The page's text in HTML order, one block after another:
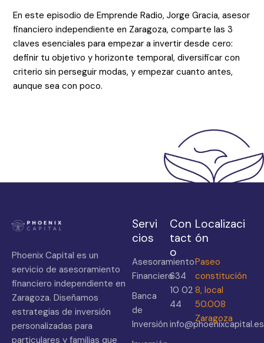
En este episodio de Emprende Radio, Jorge Gracia, asesor
financiero independiente en Zaragoza, comparte las 3
claves esenciales para empezar a invertir desde cero:
definir tu objetivo y horizonte temporal, diversificar con
criterio sin perseguir modas, y empezar cuanto antes,
aunque sea con poco.
Phoenix Capital es un
servicio de asesoramiento
financiero independiente en
Zaragoza. Diseñamos
estrategias de inversión
personalizadas para
particulares y familias que
Servi
cios
Asesoramiento
Financiero
Banca
de
Inversión
Con
tact
o
634
10 02
44
info@phoenixcapital.es
Localizaci
ón
Paseo
constitución
8, local
50.008
Zaragoza